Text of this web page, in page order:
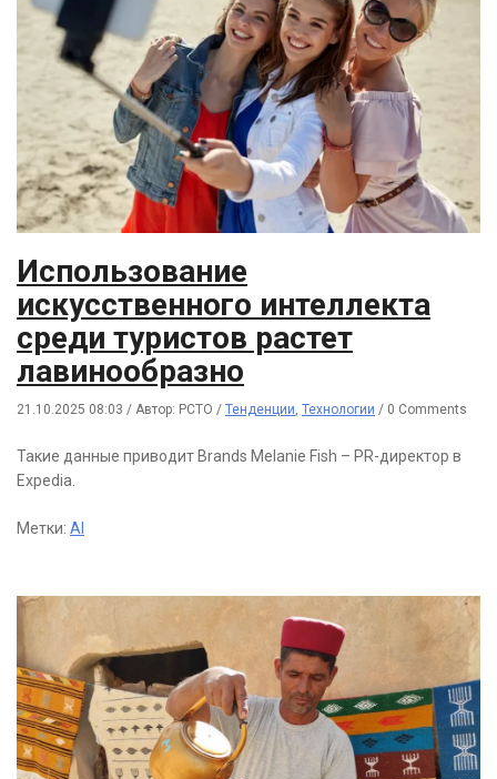
Использование
искусственного интеллекта
среди туристов растет
лавинообразно
21.10.2025 08:03 / Автор: РСТО / Тенденции Технологии / 0 Comments
Такие данные приводит Brands Melanie Fish – PR-директор в
Expedia.
Метки: AI